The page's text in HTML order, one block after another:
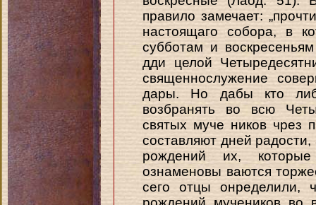
правило замечает:
настоящаго собора, в
субботам и
дди целой
священнослужение
дары. Но дабы кто
возбранять во всю
святых муче ников чрез
составляют дней
рождений их,
ознаменовы ваются
сего отцы